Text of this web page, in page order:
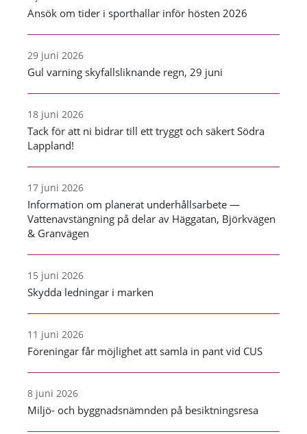
Ansök om tider i sporthallar inför hösten 2026
29 juni 2026
Gul varning skyfallsliknande regn, 29 juni
18 juni 2026
Tack för att ni bidrar till ett tryggt och säkert Södra
Lappland!
17 juni 2026
Information om planerat underhållsarbete —
Vattenavstängning på delar av Häggatan, Björkvägen
& Granvägen
15 juni 2026
Skydda ledningar i marken
11 juni 2026
Föreningar får möjlighet att samla in pant vid CUS
8 juni 2026
Miljö- och byggnadsnämnden på besiktningsresa